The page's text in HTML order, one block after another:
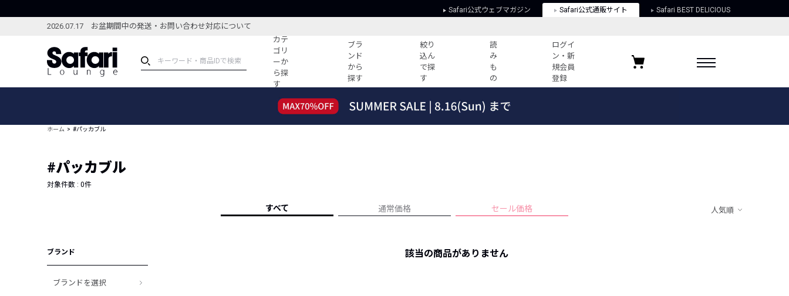
Safari公式ウェブマガジン Safari公式通販サイト Safari BEST DELICIOUS
2026.07.17 お盆期間中の発送・お問い合わせ対応について
カテ
ゴリ
ーか
ら探
す
ブラ
ンド
から
探す
絞り
込ん
で探
す
読
み
も
の
ログイ
ン・新
規会員
登録
ブランドから探す
新着アイテム
編集部のおすすめアイテム
すべての記事
人気記事ランキング
プライバシーポリシー
お気に入りブランド
ホーム #パッカブル
#パッカブル
対象件数 : 0件
すべて 通常価格 セール価格 人気順
ブランド
ブランドを選択
該当の商品がありません